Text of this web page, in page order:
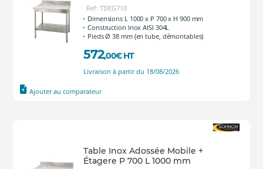
Ref: TDEG710
Dimensions L 1000 x P 700 x H 900 mm
Construction Inox AISI 304L
Pieds Ø 38 mm (en tube, démontables)
572,00€ HT
Livraison à partir du 18/08/2026
Ajouter au comparateur
Table Inox Adossée Mobile +
Étagere P 700 L 1000 mm